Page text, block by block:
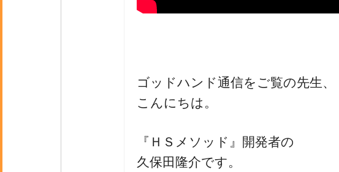
ゴッドハンド通信をご覧の先生、
こんにちは。
『ＨＳメソッド』開発者の
久保田隆介です。